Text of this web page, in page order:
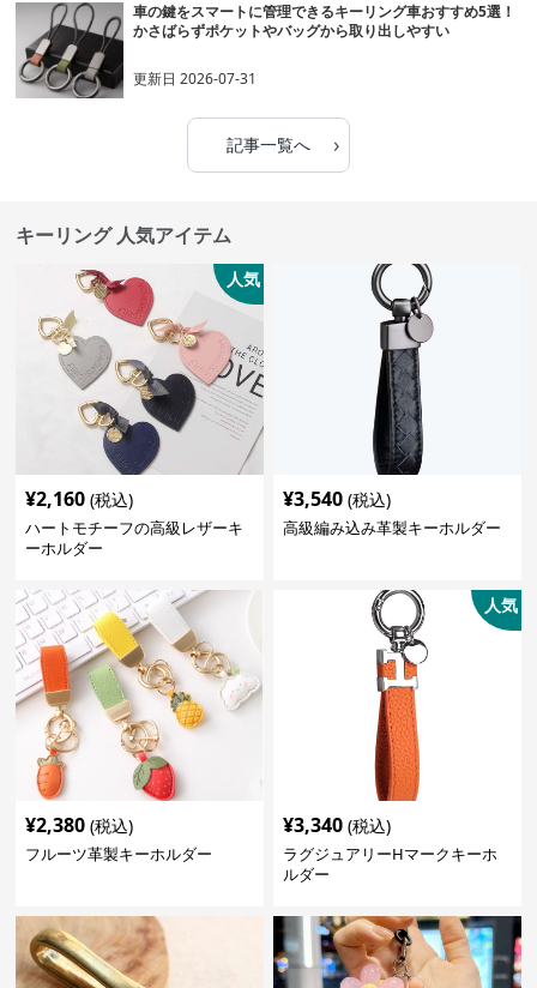
車の鍵をスマートに管理できるキーリング車おすすめ5選！
かさばらずポケットやバッグから取り出しやすい
更新日2026-07-31
記事一覧へ ›
キーリング 人気アイテム
人気
¥2,160 (税込)
ハートモチーフの高級レザーキ
ーホルダー
¥3,540 (税込)
高級編み込み革製キーホルダー
¥2,380 (税込)
フルーツ革製キーホルダー
人気
¥3,340 (税込)
ラグジュアリーHマークキーホ
ルダー